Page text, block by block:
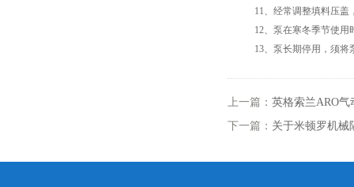
11、经常调整填料压盖
12、泵在寒冬季节使用
13、泵长期停用，须将泵
上一篇： 英格索兰ARO
下一篇： 关于米顿罗机械